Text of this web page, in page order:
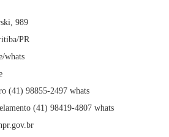
989
PR
whats
(41) 98855-2497 whats
(41) 98419-4807 whats